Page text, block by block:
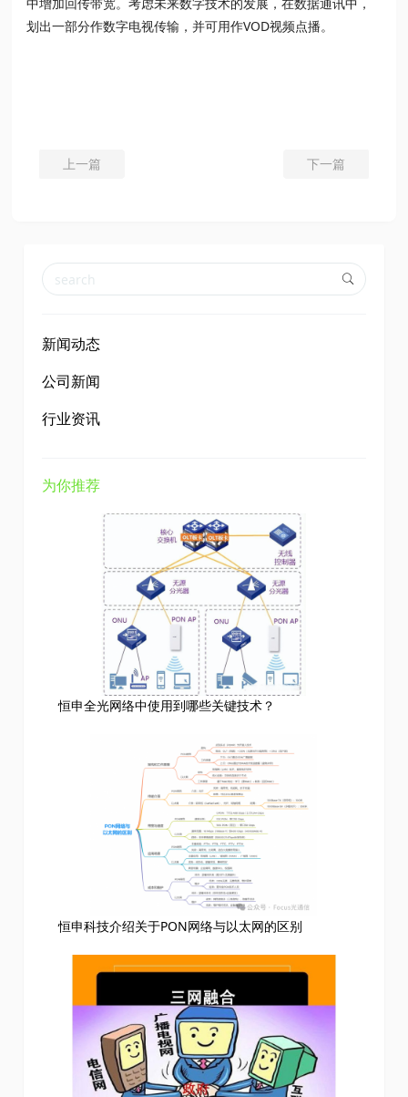
划出一部分作数字电视传输，并可用作VOD视频点播。
上一篇 下一篇
新闻动态
公司新闻
行业资讯
为你推荐
恒申全光网络中使用到哪些关键技术？
恒申科技介绍关于PON网络与以太网的区别